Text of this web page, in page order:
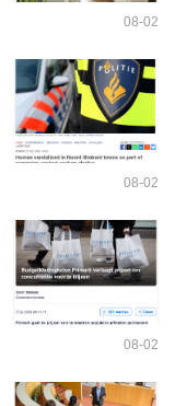
08-02
08-02
08-02